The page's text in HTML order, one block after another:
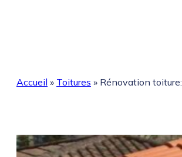
Accueil » Toitures » Rénovation